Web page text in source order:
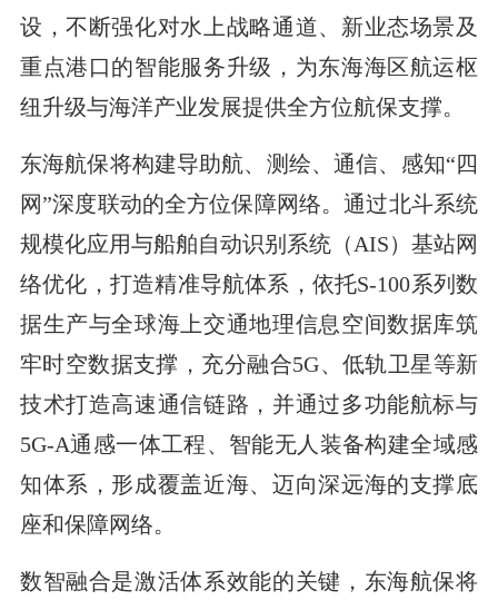
设，不断强化对水上战略通道、新业态场景及
重点港口的智能服务升级，为东海海区航运枢
纽升级与海洋产业发展提供全方位航保支撑。
东海航保将构建导助航、测绘、通信、感知“四
网”深度联动的全方位保障网络。通过北斗系统
规模化应用与船舶自动识别系统（AIS）基站网
络优化，打造精准导航体系，依托S-100系列数
据生产与全球海上交通地理信息空间数据库筑
牢时空数据支撑，充分融合5G、低轨卫星等新
技术打造高速通信链路，并通过多功能航标与
5G-A通感一体工程、智能无人装备构建全域感
知体系，形成覆盖近海、迈向深远海的支撑底
座和保障网络。
数智融合是激活体系效能的关键，东海航保将